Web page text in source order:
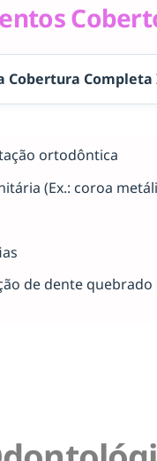
Cobertura Completa
ortodôntica
(Ex.: coroa
de dente